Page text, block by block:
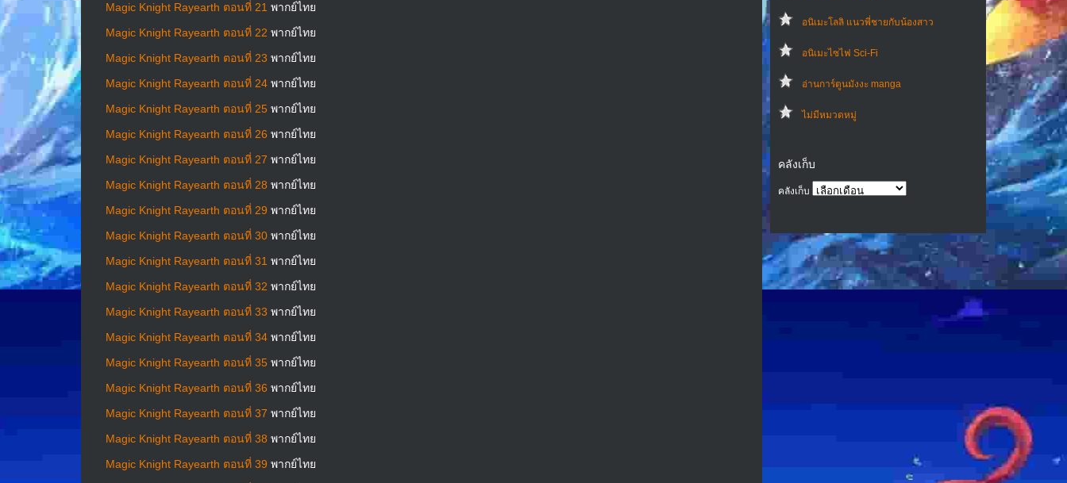
อนิเมะโลลิ แนวพี่ชายกับน้องสาว
อนิเมะไซไฟ Sci-Fi
อ่านการ์ตูนมังงะ manga
ไม่มีหมวดหมู่
คลังเก็บ
คลังเก็บ
Magic Knight Rayearth ตอนที่ 21 พากย์ไทย
Magic Knight Rayearth ตอนที่ 22 พากย์ไทย
Magic Knight Rayearth ตอนที่ 23 พากย์ไทย
Magic Knight Rayearth ตอนที่ 24 พากย์ไทย
Magic Knight Rayearth ตอนที่ 25 พากย์ไทย
Magic Knight Rayearth ตอนที่ 26 พากย์ไทย
Magic Knight Rayearth ตอนที่ 27 พากย์ไทย
Magic Knight Rayearth ตอนที่ 28 พากย์ไทย
Magic Knight Rayearth ตอนที่ 29 พากย์ไทย
Magic Knight Rayearth ตอนที่ 30 พากย์ไทย
Magic Knight Rayearth ตอนที่ 31 พากย์ไทย
Magic Knight Rayearth ตอนที่ 32 พากย์ไทย
Magic Knight Rayearth ตอนที่ 33 พากย์ไทย
Magic Knight Rayearth ตอนที่ 34 พากย์ไทย
Magic Knight Rayearth ตอนที่ 35 พากย์ไทย
Magic Knight Rayearth ตอนที่ 36 พากย์ไทย
Magic Knight Rayearth ตอนที่ 37 พากย์ไทย
Magic Knight Rayearth ตอนที่ 38 พากย์ไทย
Magic Knight Rayearth ตอนที่ 39 พากย์ไทย